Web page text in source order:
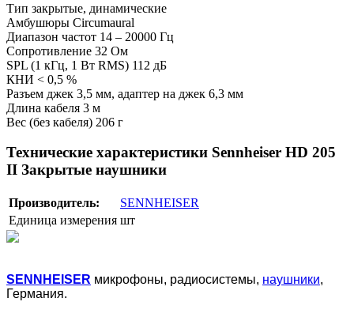
Тип закрытые, динамические
Амбушюры Circumaural
Диапазон частот 14 – 20000 Гц
Сопротивление 32 Ом
SPL (1 кГц, 1 Вт RMS) 112 дБ
КНИ < 0,5 %
Разъем джек 3,5 мм, адаптер на джек 6,3 мм
Длина кабеля 3 м
Вес (без кабеля) 206 г
Технические характеристики Sennheiser HD 205
II Закрытые наушники
Производитель:
SENNHEISER
Единица измерения шт
SENNHEISER микрофоны, радиосистемы, наушники,
Германия.